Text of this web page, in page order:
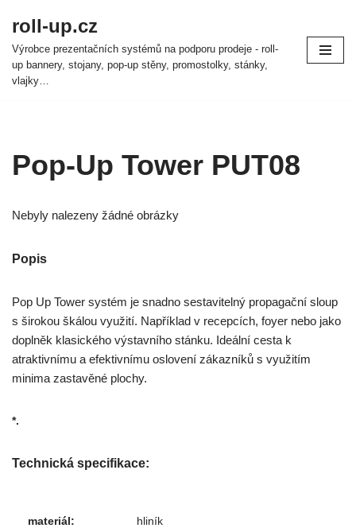
Přeskočit
na
obsah
roll-up.cz
Výrobce prezentačních systémů na podporu prodeje - roll-
up bannery, stojany, pop-up stěny, promostolky, stánky,
vlajky…
Pop-Up Tower PUT08
Nebyly nalezeny žádné obrázky
Popis
Pop Up Tower systém je snadno sestavitelný propagační sloup
s širokou škálou využití. Například v recepcích, foyer nebo jako
doplněk klasického výstavního stánku. Ideální cesta k
atraktivnímu a efektivnímu oslovení zákazníků s využitím
minima zastavěné plochy.
*.
Technická specifikace:
materiál: hliník